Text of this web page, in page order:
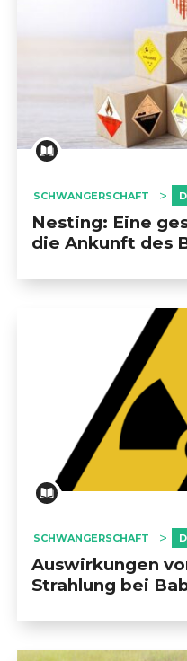
SCHWANGERSCHAFT
Nesting: Eine
die Ankunft des
SCHWANGERSCHAFT
Auswirkungen
Strahlung bei